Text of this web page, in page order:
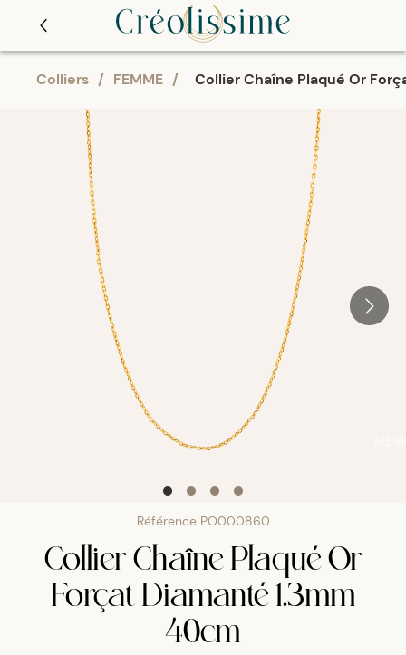
Colliers / FEMME / Collier Chaîne Plaqué Or
Référence PO000860
Collier Chaîne Plaqué Or
Forçat Diamanté 1.3mm
40cm